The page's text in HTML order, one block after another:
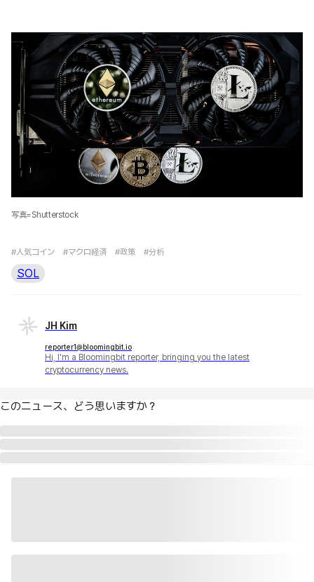
写真=Shutterstock
#人気コイン #マクロ経済 #政策 #分析
SOL
JH Kim
reporter1@bloomingbit.io
Hi, I'm a Bloomingbit reporter, bringing you the latest
cryptocurrency news.
このニュース、どう思いますか？